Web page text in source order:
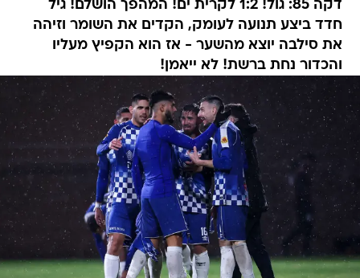
דקה 85: גול! 1:2 לקרית ים! המהפך הושלם! גיל
חדד ביצע תנועה לעומק, הקדים את השומר וזיהה
את סילבה יוצא מהשער - אז הוא הקפיץ מעליו
והכדור נחת ברשת! לא ייאמן!